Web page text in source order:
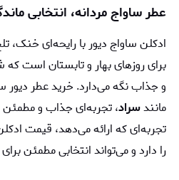
عطر ساواج مردانه، انتخابی
ادکلن ساواج دیور با رایحه‌ای خنک،
برای روزهای بهار و تابستان است
و جذاب نگه می‌دارد. خرید عطر ديور
مانندسراد، تجربه‌ای جذاب و
تجربه‌ای که ارائه می‌دهد، قيمت
را دارد و می‌تواند انتخابی مطمئن